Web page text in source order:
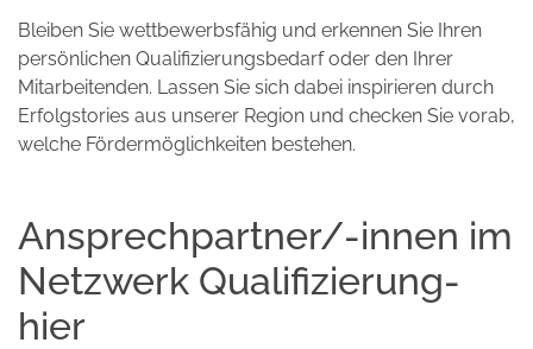
Bleiben Sie wettbewerbsfähig und erkennen Sie Ihren
persönlichen Qualifizierungsbedarf oder den Ihrer
Mitarbeitenden. Lassen Sie sich dabei inspirieren durch
Erfolgstories aus unserer Region und checken Sie vorab,
welche Fördermöglichkeiten bestehen.
Ansprechpartner/-innen im
Netzwerk Qualifizierung-
hier